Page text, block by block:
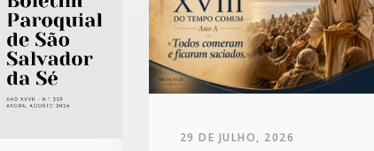
29 DE JULHO, 2026